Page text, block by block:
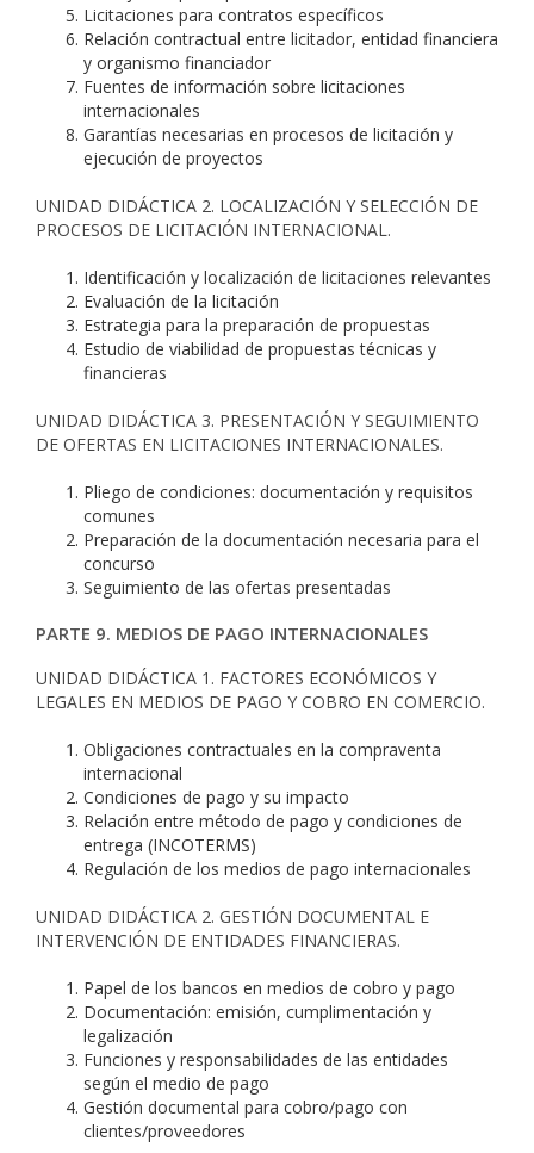
Licitaciones para contratos específicos
Relación contractual entre licitador, entidad financiera
y organismo financiador
Fuentes de información sobre licitaciones
internacionales
Garantías necesarias en procesos de licitación y
ejecución de proyectos
UNIDAD DIDÁCTICA 2. LOCALIZACIÓN Y SELECCIÓN DE
PROCESOS DE LICITACIÓN INTERNACIONAL.
Identificación y localización de licitaciones relevantes
Evaluación de la licitación
Estrategia para la preparación de propuestas
Estudio de viabilidad de propuestas técnicas y
financieras
UNIDAD DIDÁCTICA 3. PRESENTACIÓN Y SEGUIMIENTO
DE OFERTAS EN LICITACIONES INTERNACIONALES.
Pliego de condiciones: documentación y requisitos
comunes
Preparación de la documentación necesaria para el
concurso
Seguimiento de las ofertas presentadas
PARTE 9. MEDIOS DE PAGO INTERNACIONALES
UNIDAD DIDÁCTICA 1. FACTORES ECONÓMICOS Y
LEGALES EN MEDIOS DE PAGO Y COBRO EN COMERCIO.
Obligaciones contractuales en la compraventa
internacional
Condiciones de pago y su impacto
Relación entre método de pago y condiciones de
entrega (INCOTERMS)
Regulación de los medios de pago internacionales
UNIDAD DIDÁCTICA 2. GESTIÓN DOCUMENTAL E
INTERVENCIÓN DE ENTIDADES FINANCIERAS.
Papel de los bancos en medios de cobro y pago
Documentación: emisión, cumplimentación y
legalización
Funciones y responsabilidades de las entidades
según el medio de pago
Gestión documental para cobro/pago con
clientes/proveedores